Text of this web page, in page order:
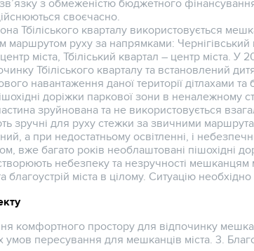
з обмеженістю бюджетного
своєчасно.
Тбіліського кварталу використовується
маршрутом руху за напрямками: Чернігівський
міста, Тбіліський квартал – центр міста. У
Тбіліського кварталу та встановлений
навантаження даної території дітлахами
доріжки паркової зони в неналежному
зруйнована та не використовується
зручні для руху стежки за звичними
а при недостатньому освітленні, і
вже багато років необлаштовані пішохідні
небезпеку та незручності мешканцям
благоустрій міста в цілому. Ситуацію
комфортного простору для відпочинку
пересування для мешканців міста. 3.